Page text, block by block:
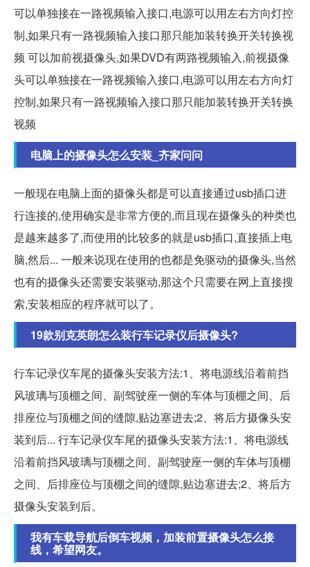
可以单独接在一路视频输入接口,电源可以用左右方向灯控
制,如果只有一路视频输入接口那只能加装转换开关转换视
频 可以加前视摄像头,如果DVD有两路视频输入,前视摄像
头可以单独接在一路视频输入接口,电源可以用左右方向灯
控制,如果只有一路视频输入接口那只能加装转换开关转换
视频
电脑上的摄像头怎么安装_齐家问问
一般现在电脑上面的摄像头都是可以直接通过usb插口进
行连接的,使用确实是非常方便的,而且现在摄像头的种类也
是越来越多了,而使用的比较多的就是usb插口,直接插上电
脑,然后... 一般来说现在使用的也都是免驱动的摄像头,当然
也有的摄像头还需要安装驱动,那这个只需要在网上直接搜
索,安装相应的程序就可以了。
19款别克英朗怎么装行车记录仪后摄像头?
行车记录仪车尾的摄像头安装方法:1、将电源线沿着前挡
风玻璃与顶棚之间、副驾驶座一侧的车体与顶棚之间、后
排座位与顶棚之间的缝隙,贴边塞进去;2、将后方摄像头安
装到后... 行车记录仪车尾的摄像头安装方法:1、将电源线
沿着前挡风玻璃与顶棚之间、副驾驶座一侧的车体与顶棚
之间、后排座位与顶棚之间的缝隙,贴边塞进去;2、将后方
摄像头安装到后。
我有车载导航后倒车视频，加装前置摄像头怎么接
线，希望网友。